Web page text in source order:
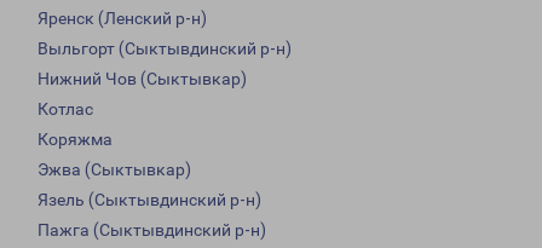
Яренск (Ленский р-н)
Выльгорт (Сыктывдинский р-н)
Нижний Чов (Сыктывкар)
Котлас
Коряжма
Эжва (Сыктывкар)
Язель (Сыктывдинский р-н)
Пажга (Сыктывдинский р-н)